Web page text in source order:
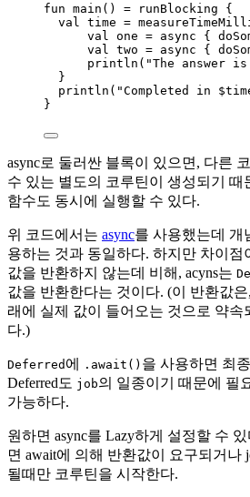
fun main () = runBlocking {
val
time =
val
one = async {
val
two = async {
println ( "The answer
}
println ( "Completed in
}
async로 둘러싼 블록이 있으면, 다른
수 있는 별도의 코루틴이 생성되기 때
함수도 동시에 실행할 수 있다.
위 코드에서는 async를 사용했는데 개
용하는 것과 동일하다. 하지만 차이점
값을 반환하지 않는데 비해, acyns는
값을 반환한다는 것이다. (이 반환값
래에 실제 값이 들어오는 것으로 약속
다.)
Deferred 에 .await() 을 사용하면 최
Deferred도 job의 일종이기 때문에 필
가능하다.
원하면 async를 Lazy하게 설정할 수
면 await에 의해 반환값이 요구되거나
될때만 코루틴을 시작한다.